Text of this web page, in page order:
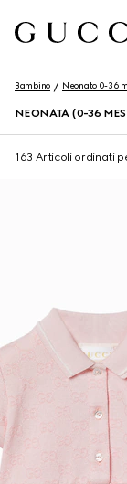
Bambino Neonato 0-36
NEONATA (0-36
163 Articoli ordinati